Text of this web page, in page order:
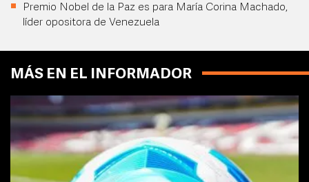
Premio Nobel de la Paz es para María Corina Machado,
líder opositora de Venezuela
MÁS EN EL INFORMADOR